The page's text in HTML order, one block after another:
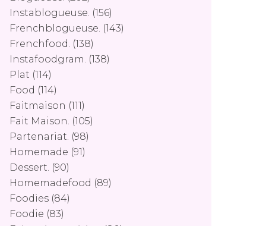
Instablogueuse. (156)
Frenchblogueuse. (143)
Frenchfood. (138)
Instafoodgram. (138)
Plat (114)
Food (114)
Faitmaison (111)
Fait Maison. (105)
Partenariat. (98)
Homemade (91)
Dessert. (90)
Homemadefood (89)
Foodies (84)
Foodie (83)